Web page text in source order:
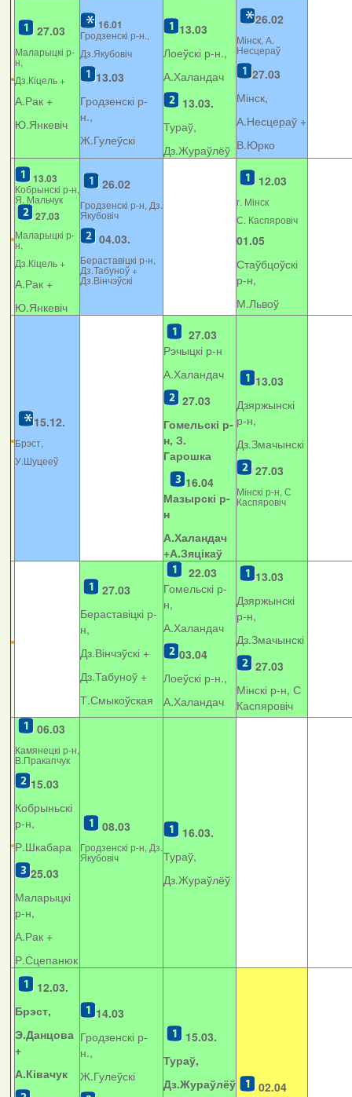
27.03
Маларыцкі р-
н,
Дз.Кіцель +
А.Рак +
Ю.Янкевіч
16.01
Гродзенскі р-н.,
Дз.Якубовіч
13.03
Гродзенскі р-
н.,
Ж.Гулеўскі
13.03
Лоеўскі р-н.,
А.Халандач
13.03.
Тураў,
Дз.Жураўлёў
26.02
Мінск, А.
Несцераў
27.03
Мінск,
А.Несцераў +
В.Юрко
13.03
Кобрынскі р-н,
Я. Мальчук
27.03
Маларыцкі р-
н,
Дз.Кіцель +
А.Рак +
Ю.Янкевіч
26.02
Гродзенскі р-н, Дз.
Якубовіч
04.03.
Бераставіцкі р-н,
Дз.Табуноў +
Дз.Вінчэўскі
12.03
г. Мінск
С. Каспяровіч
01.05
Стаўбцоўскі
р-н,
М.Львоў
15.12.
Брэст,
У.Шуцееў
27.03
Рэчыцкі р-н
А.Халандач
27.03
Гомельскі р-
н, З.
Гарошка
16.04
Мазырскі р-
н
А.Халандач
+А.Зяцікаў
13.03
Дзяржынскі
р-н,
Дз.Змачынскі
27.03
Мінскі р-н, С
Каспяровіч
27.03
Бераставіцкі р-
н,
Дз.Вінчэўскі +
Дз.Табуноў +
Т.Смыкоўская
22.03
Гомельскі р-
н,
А.Халандач
03.04
Лоеўскі р-н.,
А.Халандач
13.03
Дзяржынскі
р-н,
Дз.Змачынскі
27.03
Мінскі р-н, С
Каспяровіч
06.03
Камянецкі р-н,
В.Пракапчук
15.03
Кобрыньскі
р-н,
Р.Шкабара
25.03
Маларыцкі
р-н,
А.Рак +
Р.Сцепанюк
08.03
Гродзенскі р-н, Дз.
Якубовіч
16.03.
Тураў,
Дз.Жураўлёў
12.03.
Брэст,
Э.Данцова
+
А.Ківачук
14.03
Гродзенскі р-
н.,
Ж.Гулеўскі
15.03.
Тураў,
Дз.Жураўлёў
02.04